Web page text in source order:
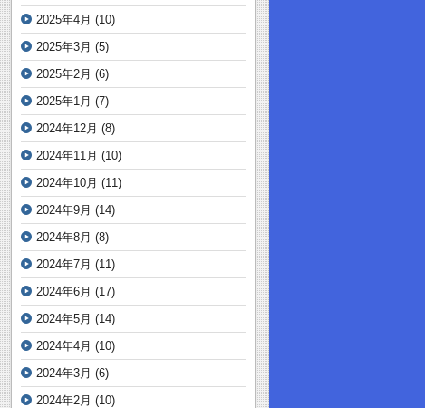
2025年4月 (10)
2025年3月 (5)
2025年2月 (6)
2025年1月 (7)
2024年12月 (8)
2024年11月 (10)
2024年10月 (11)
2024年9月 (14)
2024年8月 (8)
2024年7月 (11)
2024年6月 (17)
2024年5月 (14)
2024年4月 (10)
2024年3月 (6)
2024年2月 (10)